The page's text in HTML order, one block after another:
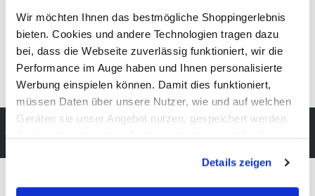
Wir möchten Ihnen das bestmögliche Shoppingerlebnis
bieten. Cookies und andere Technologien tragen dazu
bei, dass die Webseite zuverlässig funktioniert, wir die
Performance im Auge haben und Ihnen personalisierte
Werbung einspielen können. Damit dies funktioniert,
müssen Daten über unsere Nutzer, wie und auf welchen
Geräten sie unser Angebot nutzen, gespeichert werden.
werden, werden bei der Nutzung der Webseite auf jeden
Fall gesetzt. Cookies von Drittanbietern für Analyse- oder
Details zeigen
Details zur Produktsicherheit anzeigen
Kostenfreie Rücksendung